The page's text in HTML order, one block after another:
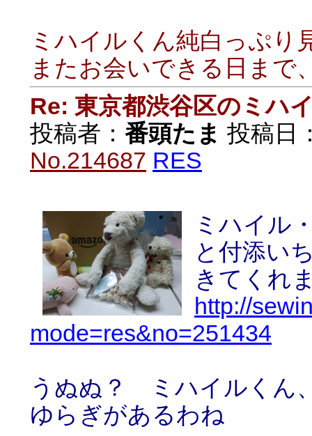
ミハイルくん純白っぷり
またお会いできる日まで
Re: 東京都渋谷区のミハ
投稿者： 番頭たま 投稿日
No.214687 RES
ミハイル
と付添い
きてくれ
http://
mode=res&no=251434
うぬぬ？ ミハイルくん
ゆらぎがあるわね